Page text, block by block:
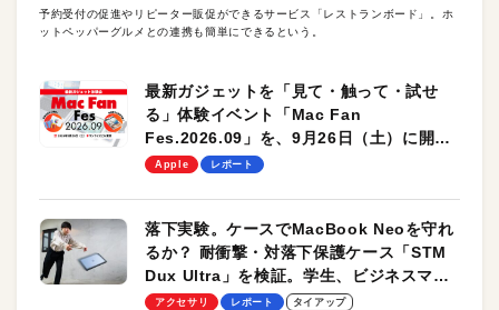
予約受付の促進やリピーター販促ができるサービス「レストランボード」。ホ
ットペッパーグルメとの連携も簡単にできるという。
最新ガジェットを「見て・触って・試せ
る」体験イベント「Mac Fan
Fes.2026.09」を、9月26日（土）に開催
します！
Apple レポート
落下実験。ケースでMacBook Neoを守れ
るか？ 耐衝撃・対落下保護ケース「STM
Dux Ultra」を検証。学生、ビジネスマン
のモバイルユースに最適！
アクセサリ レポート タイアップ